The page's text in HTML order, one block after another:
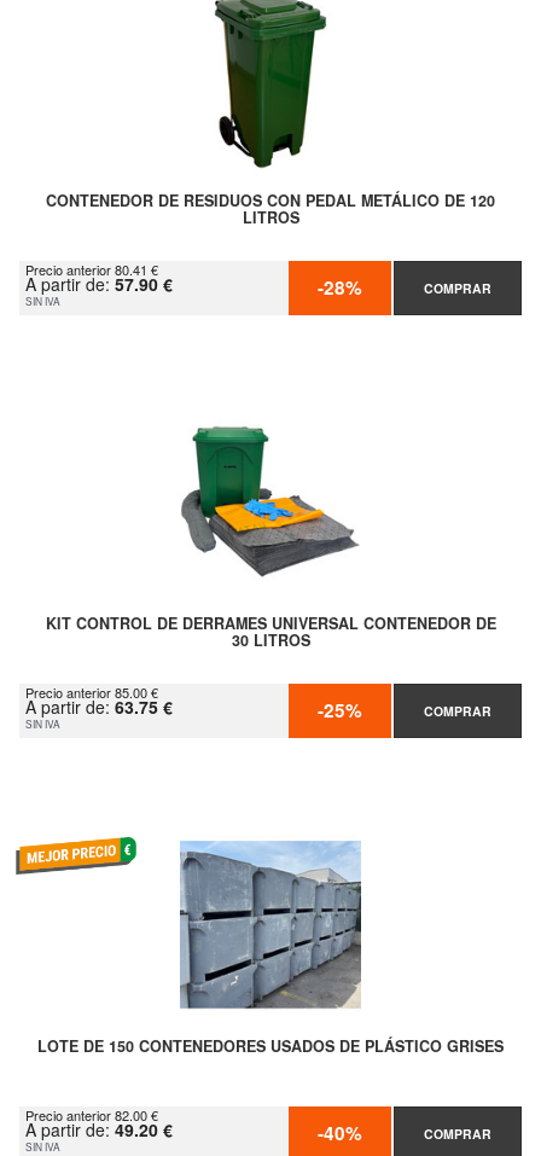
CONTENEDOR DE RESIDUOS CON PEDAL METÁLICO DE 120
LITROS
Precio anterior 80.41 €
A partir de: 57.90 €
SIN IVA -28% COMPRAR
KIT CONTROL DE DERRAMES UNIVERSAL CONTENEDOR DE
30 LITROS
Precio anterior 85.00 €
A partir de: 63.75 €
SIN IVA -25% COMPRAR
LOTE DE 150 CONTENEDORES USADOS DE PLÁSTICO GRISES
Precio anterior 82.00 €
A partir de: 49.20 €
SIN IVA -40% COMPRAR